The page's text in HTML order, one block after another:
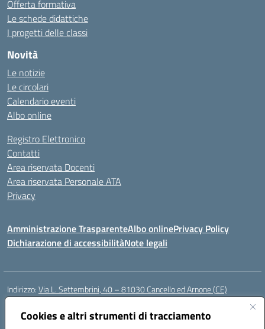
Cookies e altri strumenti di tracciamento
Offerta formativa
Le schede didattiche
I progetti delle classi
Novità
Le notizie
Le circolari
Calendario eventi
Albo online
Registro Elettronico
Contatti
Area riservata Docenti
Area riservata Personale ATA
Privacy
Amministrazione TrasparenteAlbo onlinePrivacy Policy
Dichiarazione di accessibilitàNote legali
Indirizzo:Via L. Settembrini, 40 – 81030 Cancello ed Arnone (CE)
Centralino:
Posta elettronica certificata (PEC):ceic818008@pec.istruzione.it